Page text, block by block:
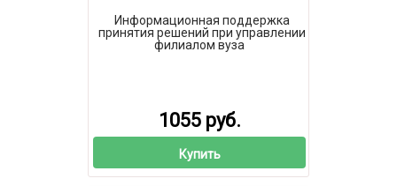
Информационная поддержка
принятия решений при управлении
филиалом вуза
1055 руб.
Купить